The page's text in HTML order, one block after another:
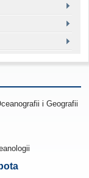
i Geografii